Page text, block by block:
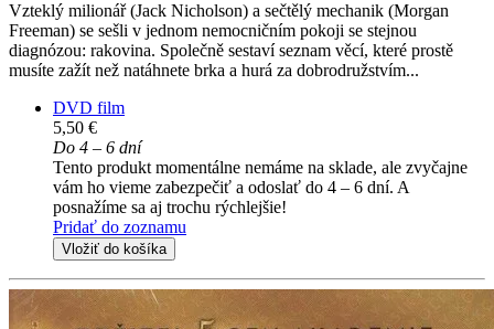
Vzteklý milionář (Jack Nicholson) a sečtělý mechanik (Morgan
Freeman) se sešli v jednom nemocničním pokoji se stejnou
diagnózou: rakovina. Společně sestaví seznam věcí, které prostě
musíte zažít než natáhnete brka a hurá za dobrodružstvím...
DVD film
5,50 €
Do 4 – 6 dní
Tento produkt momentálne nemáme na sklade, ale zvyčajne
vám ho vieme zabezpečiť a odoslať do 4 – 6 dní. A
posnažíme sa aj trochu rýchlejšie!
Pridať do zoznamu
Vložiť do košíka